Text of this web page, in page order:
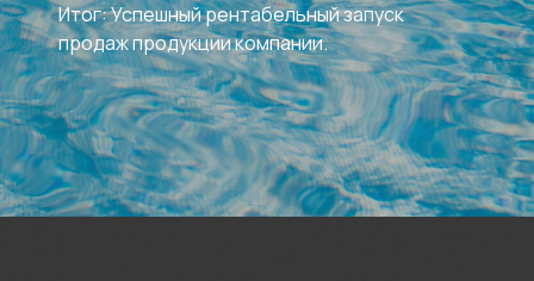
Итог: Успешный рентабельный запуск
продаж продукции компании.